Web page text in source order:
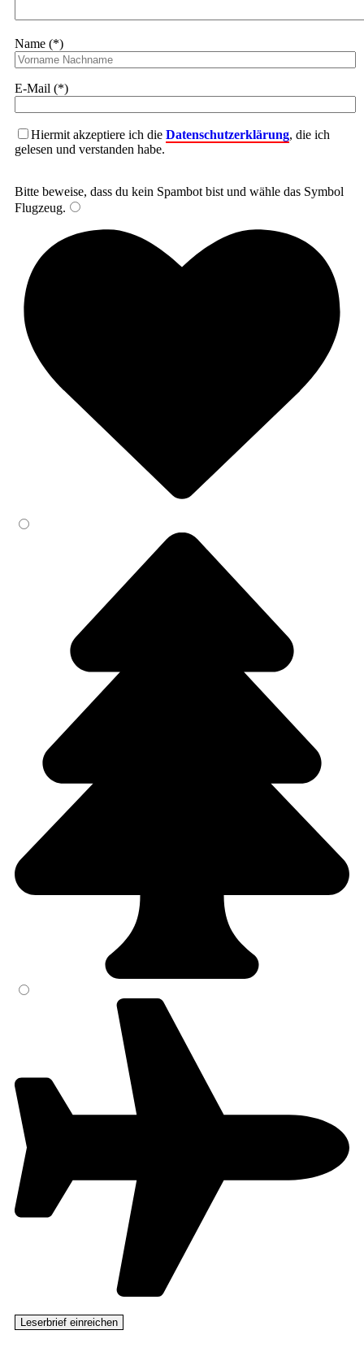
Name (*)
E-Mail (*)
Hiermit akzeptiere ich die Datenschutzerklärung, die ich
gelesen und verstanden habe.
Bitte beweise, dass du kein Spambot bist und wähle das Symbol
Flugzeug.